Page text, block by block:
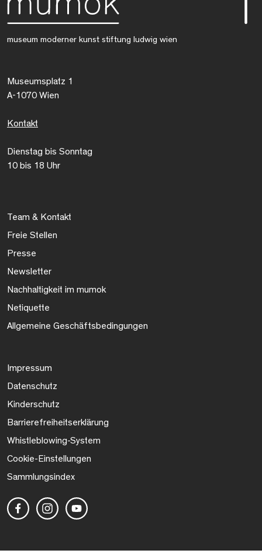
museum moderner kunst stiftung ludwig wien
Museumsplatz 1
A-1070 Wien
Kontakt
Dienstag bis Sonntag
10 bis 18 Uhr
Team & Kontakt
Freie Stellen
Presse
Newsletter
Nachhaltigkeit im mumok
Netiquette
Allgemeine Geschäftsbedingungen
Impressum
Datenschutz
Kinderschutz
Barrierefreiheitserklärung
Whistleblowing-System
Cookie-Einstellungen
Sammlungsindex